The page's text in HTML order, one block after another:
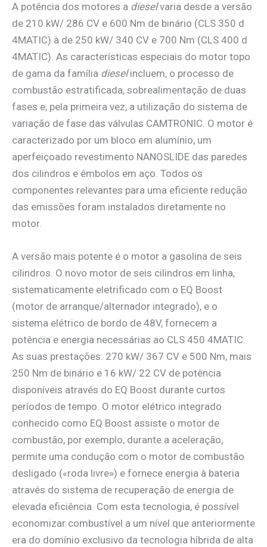
A potência dos motores a dieselvaria desde a versão
de 210 kW/ 286 CV e 600 Nm de binário (CLS 350 d
4MATIC) à de 250 kW/ 340 CV e 700 Nm (CLS 400 d
4MATIC). As características especiais do motor topo
de gama da família dieselincluem, o processo de
combustão estratificada, sobrealimentação de duas
fases e, pela primeira vez, a utilização do sistema de
variação de fase das válvulas CAMTRONIC. O motor é
caracterizado por um bloco em alumínio, um
aperfeiçoado revestimento NANOSLIDE das paredes
dos cilindros e êmbolos em aço. Todos os
componentes relevantes para uma eficiente redução
das emissões foram instalados diretamente no
motor.
A versão mais potente é o motor a gasolina de seis
cilindros. O novo motor de seis cilindros em linha,
sistematicamente eletrificado com o EQ Boost
(motor de arranque/alternador integrado), e o
sistema elétrico de bordo de 48V, fornecem a
potência e energia necessárias ao CLS 450 4MATIC.
As suas prestações: 270 kW/ 367 CV e 500 Nm, mais
250 Nm de binário e 16 kW/ 22 CV de potência
disponíveis através do EQ Boost durante curtos
períodos de tempo. O motor elétrico integrado
conhecido como EQ Boost assiste o motor de
combustão, por exemplo, durante a aceleração,
permite uma condução com o motor de combustão
desligado («roda livre») e fornece energia à bateria
através do sistema de recuperação de energia de
elevada eficiência. Com esta tecnologia, é possível
economizar combustível a um nível que anteriormente
era do domínio exclusivo da tecnologia híbrida de alta